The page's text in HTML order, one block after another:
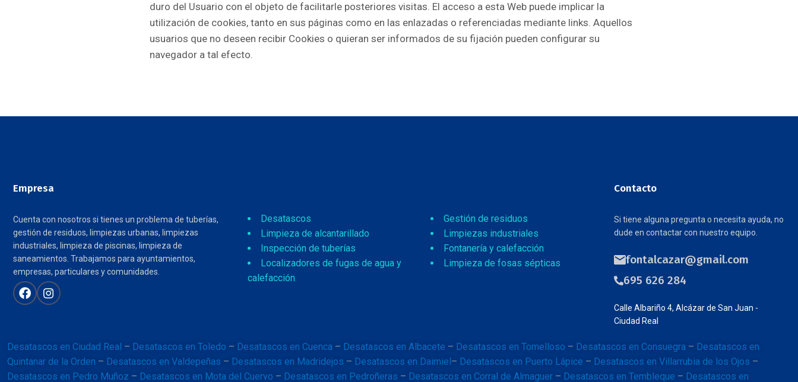
duro del Usuario con el objeto de facilitarle posteriores visitas. El acceso a esta Web puede implicar la
utilización de cookies, tanto en sus páginas como en las enlazadas o referenciadas mediante links. Aquellos
usuarios que no deseen recibir Cookies o quieran ser informados de su fijación pueden configurar su
navegador a tal efecto.
Empresa
Cuenta con nosotros si tienes un problema de tuberías,
gestión de residuos, limpiezas urbanas, limpiezas
industriales, limpieza de piscinas, limpieza de
saneamientos. Trabajamos para ayuntamientos,
empresas, particulares y comunidades.
Desatascos
Limpieza de alcantarillado
Inspección de tuberías
Localizadores de fugas de agua y
calefacción
Gestión de residuos
Limpiezas industriales
Fontanería y calefacción
Limpieza de fosas sépticas
Contacto
Si tiene alguna pregunta o necesita ayuda, no
dude en contactar con nuestro equipo.
fontalcazar@gmail.com
695 626 284
Calle Albariño 4, Alcázar de San Juan -
Ciudad Real
Desatascos en Ciudad Real – Desatascos en Toledo – Desatascos en Cuenca – Desatascos en Albacete – Desatascos en Tomelloso – Desatascos en Consuegra – Desatascos en
Quintanar de la Orden – Desatascos en Valdepeñas – Desatascos en Madridejos – Desatascos en Daimiel– Desatascos en Puerto Lápice – Desatascos en Villarrubia de los Ojos –
Desatascos en Pedro Muñoz – Desatascos en Mota del Cuervo – Desatascos en Pedroñeras – Desatascos en Corral de Almaguer – Desatascos en Tembleque – Desatascos en